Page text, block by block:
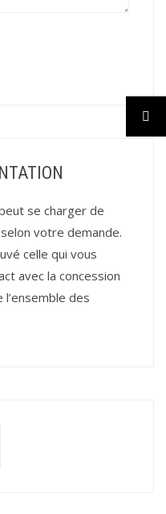
se charger de
votre demande.
celle qui vous
avec la concession
des